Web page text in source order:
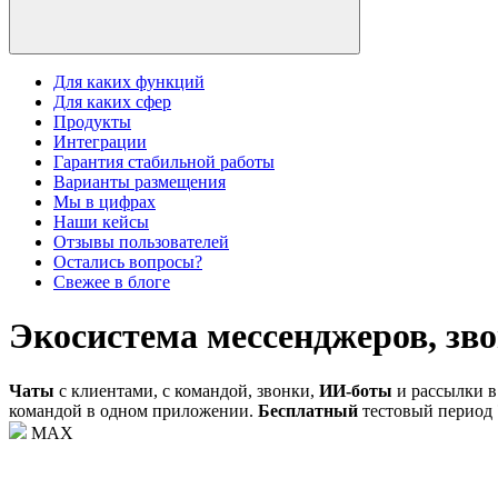
Для каких функций
Для каких сфер
Продукты
Интеграции
Гарантия стабильной работы
Варианты размещения
Мы в цифрах
Наши кейсы
Отзывы пользователей
Остались вопросы?
Свежее в блоге
Экосистема мессенджеров,
Чаты с клиентами, с командой, звонки, ИИ-боты и рассылки
командой в одном приложении. Бесплатный тестовый период
MAX